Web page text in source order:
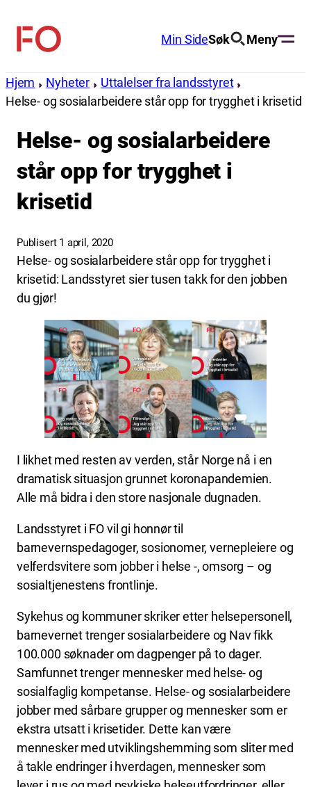
innhold
FO
Min SideSøk Meny
Hjem Nyheter
Uttalelser fra landsstyret
Helse- og sosialarbeidere står opp for trygghet i krisetid
Helse- og sosialarbeidere
står opp for trygghet i
krisetid
Publisert 1 april, 2020
Helse- og sosialarbeidere står opp for trygghet i
krisetid: Landsstyret sier tusen takk for den jobben
du gjør!
I likhet med resten av verden, står Norge nå i en
dramatisk situasjon grunnet koronapandemien.
Alle må bidra i den store nasjonale dugnaden.
Landsstyret i FO vil gi honnør til
barnevernspedagoger, sosionomer, vernepleiere og
velferdsvitere som jobber i helse -, omsorg – og
sosialtjenestens frontlinje.
Sykehus og kommuner skriker etter helsepersonell,
barnevernet trenger sosialarbeidere og Nav fikk
100.000 søknader om dagpenger på to dager.
Samfunnet trenger mennesker med helse- og
sosialfaglig kompetanse. Helse- og sosialarbeidere
jobber med sårbare grupper og mennesker som er
ekstra utsatt i krisetider. Dette kan være
mennesker med utviklingshemming som sliter med
å takle endringer i hverdagen, mennesker som